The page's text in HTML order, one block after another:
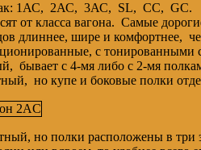
1АС, 2АС, 3АС, SL, CC, GC.
от класса вагона. Самые
длиннее, шире и комфортнее,
с тонированными
бывает с 4-мя либо с 2-мя
но купе и боковые полки
но полки расположены в три